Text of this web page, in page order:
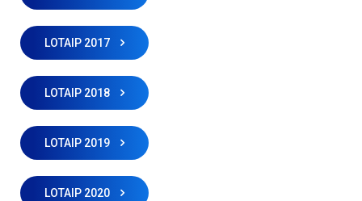
LOTAIP 2017
LOTAIP 2018
LOTAIP 2019
LOTAIP 2020